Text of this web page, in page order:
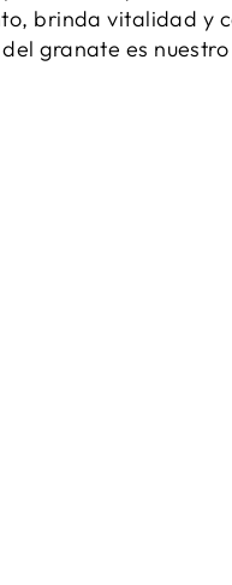
brinda vitalidad y
granate es